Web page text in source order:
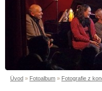
Úvod » Fotoalbum » Fotografie z